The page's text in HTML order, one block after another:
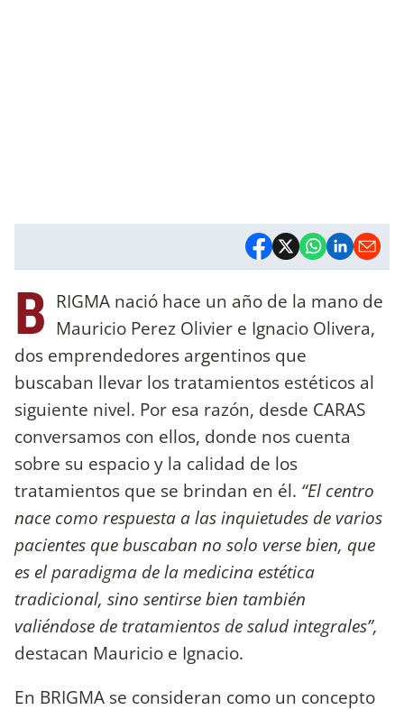
B RIGMA nació hace un año de la mano de
Mauricio Perez Olivier e Ignacio Olivera,
dos emprendedores argentinos que
buscaban llevar los tratamientos estéticos al
siguiente nivel. Por esa razón, desde CARAS
conversamos con ellos, donde nos cuenta
sobre su espacio y la calidad de los
tratamientos que se brindan en él. “El centro
nace como respuesta a las inquietudes de varios
pacientes que buscaban no solo verse bien, que
es el paradigma de la medicina estética
tradicional, sino sentirse bien también
valiéndose de tratamientos de salud integrales”,
destacan Mauricio e Ignacio.
En BRIGMA se consideran como un concepto